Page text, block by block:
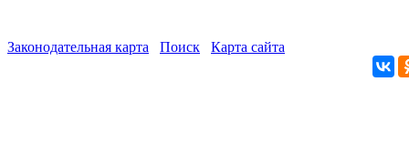
Законодательная карта Поиск Карта сайта